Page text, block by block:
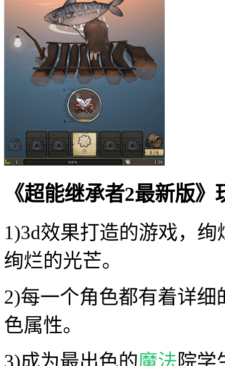
《超能继承者2最新版
1)3d效果打造的游戏，
绚烂的光芒。
2)每一个角色都有着详
色属性。
3)成为最出色的魔法 院学